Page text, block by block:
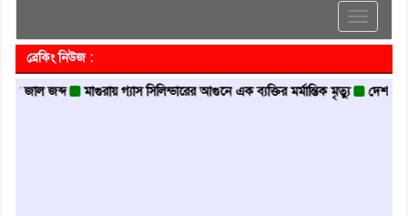
Toggle
ব্রেকিং নিউজ :
জব্দ মাগুরায় গ্যাস সিলিন্ডারের আগুনে এক ব্যক্তির মর্মান্তিক মৃত্যু দেশজুড়ে